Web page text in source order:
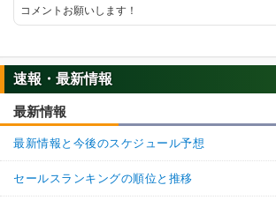
コメントお願いします！
速報・最新情報
最新情報
最新情報と今後のスケジュール予想
セールスランキングの順位と推移